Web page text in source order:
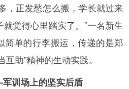
，正发愁怎么搬，学长就过来
觉得心里踏实了。”一名新生
简单的行李搬运，传递的是郑
助”精神的生动实践。
训场上的坚实后盾